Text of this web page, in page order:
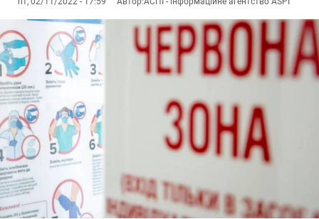
#ООС
#боротьба
з
корупцією
#ДФС #Київ #коронавірус